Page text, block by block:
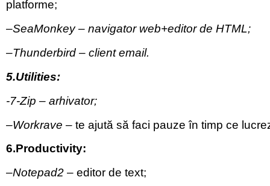
platforme;
–SeaMonkey– navigator web+editor de HTML;
–Thunderbird – client email.
5.Utilities:
-7-Zip – arhivator;
–Workrave – te ajută să faci pauze în timp ce
6.Productivity:
–Notepad2 – editor de text;